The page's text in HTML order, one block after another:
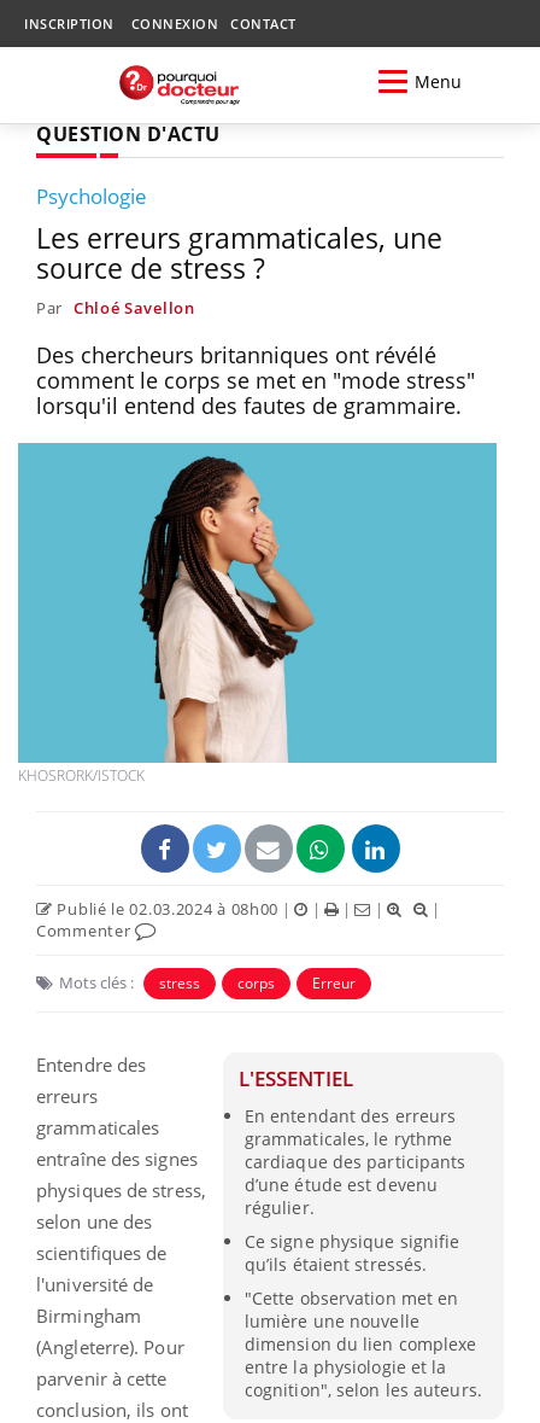
INSCRIPTION CONNEXION CONTACT
Menu
QUESTION D'ACTU
Psychologie
Les erreurs grammaticales, une
source de stress ?
Par Chloé Savellon
Des chercheurs britanniques ont révélé
comment le corps se met en "mode stress"
lorsqu'il entend des fautes de grammaire.
KHOSRORK/ISTOCK
Publié le 02.03.2024 à 08h00 | | | |
|
Commenter
Mots clés : stress corps Erreur
L'ESSENTIEL
En entendant des erreurs
grammaticales, le rythme
cardiaque des participants
d’une étude est devenu
régulier.
Ce signe physique signifie
qu’ils étaient stressés.
"Cette observation met en
lumière une nouvelle
dimension du lien complexe
entre la physiologie et la
cognition", selon les auteurs.
Entendre des
erreurs
grammaticales
entraîne des signes
physiques de stress,
selon une des
scientifiques de
l'université de
Birmingham
(Angleterre). Pour
parvenir à cette
conclusion, ils ont